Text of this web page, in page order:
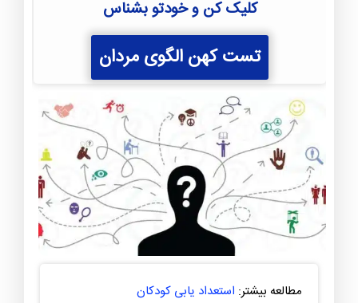
کلیک کن و خودتو بشناس
تست کهن الگوی مردان
مطالعه بیشتر: استعداد یابی کودکان